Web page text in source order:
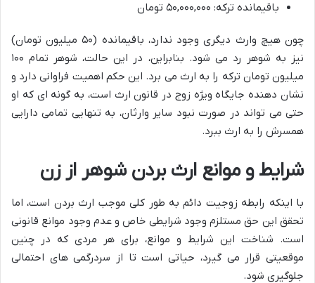
باقیمانده ترکه: ۵۰,۰۰۰,۰۰۰ تومان
چون هیچ وارث دیگری وجود ندارد، باقیمانده (۵۰ میلیون تومان)
نیز به شوهر رد می شود. بنابراین، در این حالت، شوهر تمام ۱۰۰
میلیون تومان ترکه را به ارث می برد. این حکم اهمیت فراوانی دارد و
نشان دهنده جایگاه ویژه زوج در قانون ارث است، به گونه ای که او
حتی می تواند در صورت نبود سایر وارثان، به تنهایی تمامی دارایی
همسرش را به ارث ببرد.
شرایط و موانع ارث بردن شوهر از زن
با اینکه رابطه زوجیت دائم به طور کلی موجب ارث بردن است، اما
تحقق این حق مستلزم وجود شرایطی خاص و عدم وجود موانع قانونی
است. شناخت این شرایط و موانع، برای هر مردی که در چنین
موقعیتی قرار می گیرد، حیاتی است تا از سردرگمی های احتمالی
جلوگیری شود.